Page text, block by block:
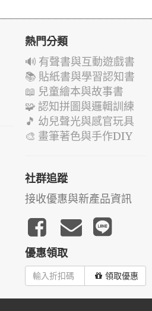
熱門分類
🔊 有聲書與互動遊戲書
📚 貼紙書與學習認知書
📖 兒童繪本與故事書
🧩 認知拼圖與邏輯訓練
🎵 幼兒聲光與感官玩具
🎨 畫筆著色與手作DIY
社群追蹤
接收優惠與新產品資訊
優惠領取
領取優惠